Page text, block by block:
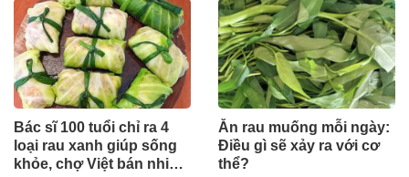
Bác sĩ 100 tuổi chỉ ra 4
loại rau xanh giúp sống
khỏe, chợ Việt bán nhiều
Ăn rau muống mỗi ngày:
Điều gì sẽ xảy ra với cơ
thể?